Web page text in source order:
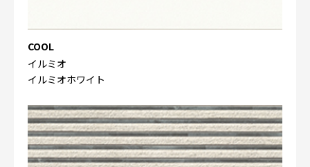
COOL
イルミオ
イルミオホワイト